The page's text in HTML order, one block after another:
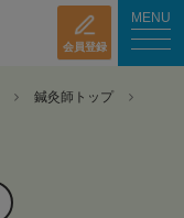
会員登録
MENU
鍼灸師トップ